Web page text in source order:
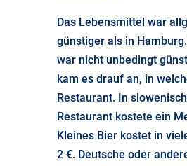
Das Lebensmittel war
günstiger als in
war nicht unbedingt
kam es drauf an, in
Restaurant. In
Restaurant kostete ein
Kleines Bier kostet in
2 €. Deutsche oder